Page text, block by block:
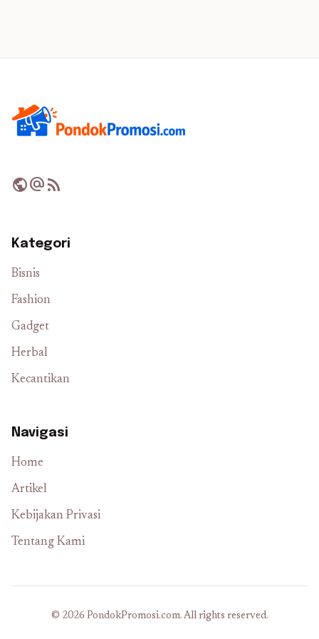
publicalternate_emailrss_feed
Kategori
Bisnis
Fashion
Gadget
Herbal
Kecantikan
Navigasi
Home
Artikel
Kebijakan Privasi
Tentang Kami
© 2026 PondokPromosi.com. All rights reserved.